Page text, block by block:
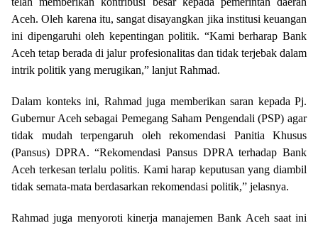
Aceh. Oleh karena itu, sangat disayangkan jika institusi keuangan
ini dipengaruhi oleh kepentingan politik. “Kami berharap Bank
Aceh tetap berada di jalur profesionalitas dan tidak terjebak dalam
intrik politik yang merugikan,” lanjut Rahmad.
Dalam konteks ini, Rahmad juga memberikan saran kepada Pj.
Gubernur Aceh sebagai Pemegang Saham Pengendali (PSP) agar
tidak mudah terpengaruh oleh rekomendasi Panitia Khusus
(Pansus) DPRA. “Rekomendasi Pansus DPRA terhadap Bank
Aceh terkesan terlalu politis. Kami harap keputusan yang diambil
tidak semata-mata berdasarkan rekomendasi politik,” jelasnya.
Rahmad juga menyoroti kinerja manajemen Bank Aceh saat ini